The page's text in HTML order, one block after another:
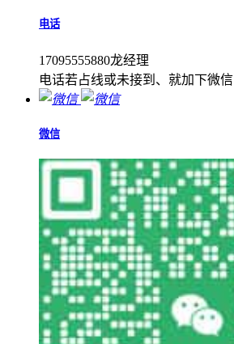
电话
17095555880龙经理
电话若占线或未接到、就加下微信
微信